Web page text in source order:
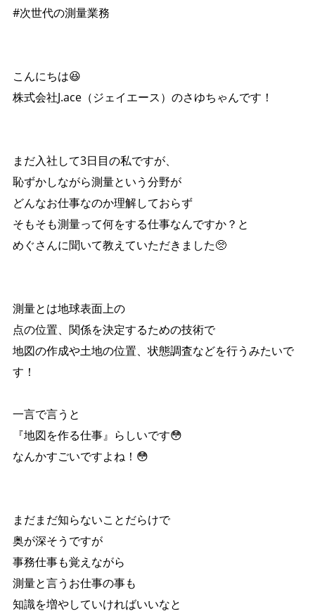
#次世代の測量業務
こんにちは😆
株式会社J.ace（ジェイエース）のさゆちゃんです！
まだ入社して3日目の私ですが、
恥ずかしながら測量という分野が
どんなお仕事なのか理解しておらず
そもそも測量って何をする仕事なんですか？と
めぐさんに聞いて教えていただきました🥺
測量とは地球表面上の
点の位置、関係を決定するための技術で
地図の作成や土地の位置、状態調査などを行うみたいで
す！
一言で言うと
『地図を作る仕事』らしいです😳
なんかすごいですよね！😳
まだまだ知らないことだらけで
奥が深そうですが
事務仕事も覚えながら
測量と言うお仕事の事も
知識を増やしていければいいなと